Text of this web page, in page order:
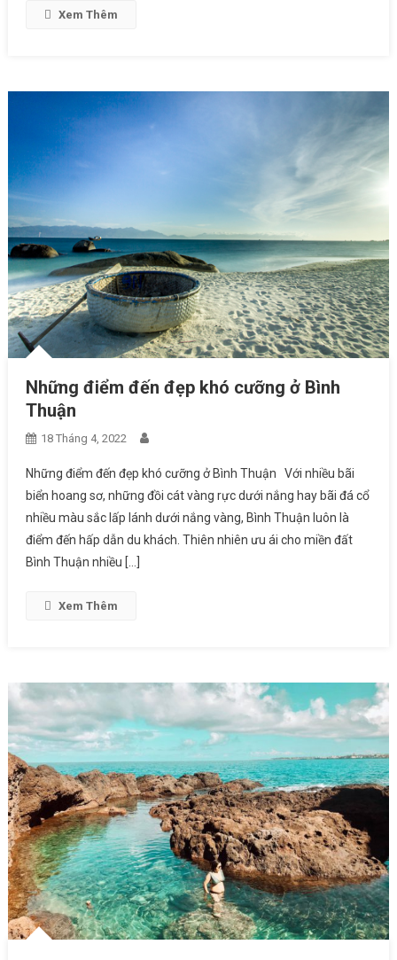
Xem Thêm
Những điểm đến đẹp khó cưỡng ở Bình
Thuận
18 Tháng 4, 2022
Những điểm đến đẹp khó cưỡng ở Bình Thuận Với nhiều bãi
biển hoang sơ, những đồi cát vàng rực dưới nắng hay bãi đá cổ
nhiều màu sắc lấp lánh dưới nắng vàng, Bình Thuận luôn là
điểm đến hấp dẫn du khách. Thiên nhiên ưu ái cho miền đất
Bình Thuận nhiều […]
Xem Thêm